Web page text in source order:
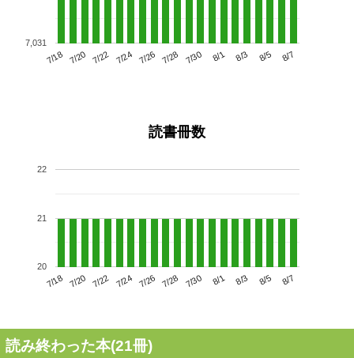
7/18 7/20 7/22 7/24 7/26 7/28 7/30 8/1 8/3 8/5 8/7
7,031
読書冊数
7/18 7/20 7/22 7/24 7/26 7/28 7/30 8/1 8/3 8/5 8/7
20
21
22
読み終わった本(21冊)